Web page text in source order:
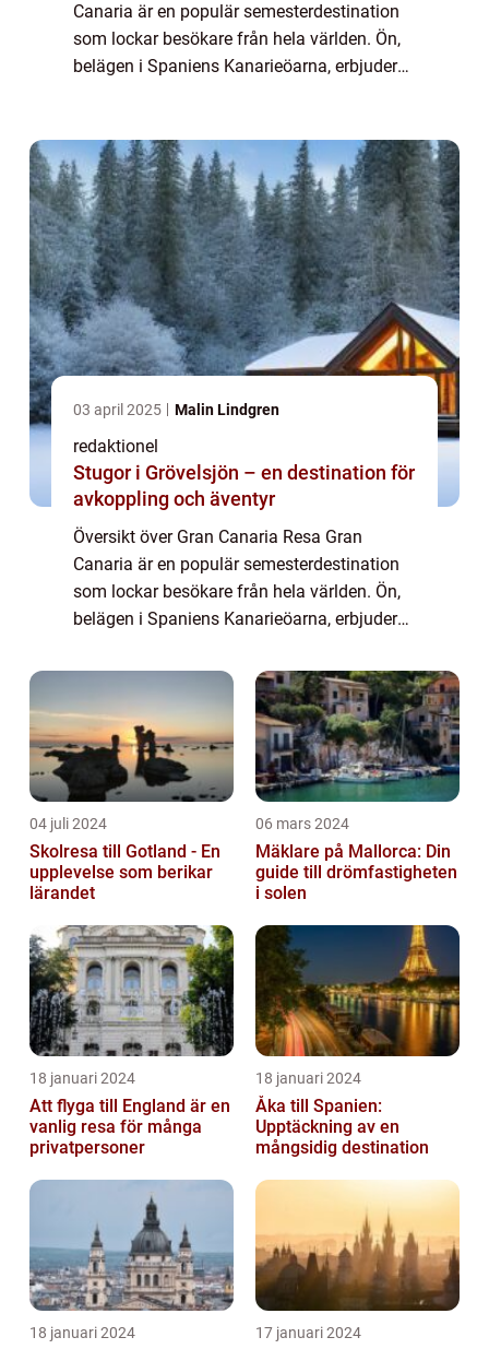
Canaria är en populär semesterdestination
som lockar besökare från hela världen. Ön,
belägen i Spaniens Kanarieöarna, erbjuder
stränder, ...
03 april 2025 Malin Lindgren
redaktionel
Stugor i Grövelsjön – en destination för
avkoppling och äventyr
Översikt över Gran Canaria Resa Gran
Canaria är en populär semesterdestination
som lockar besökare från hela världen. Ön,
belägen i Spaniens Kanarieöarna, erbjuder
minnesvärd resa. Med sina fantastiska
stränder, ...
04 juli 2024
Skolresa till Gotland - En
upplevelse som berikar
lärandet
06 mars 2024
Mäklare på Mallorca: Din
guide till drömfastigheten
i solen
18 januari 2024
Att flyga till England är en
vanlig resa för många
privatpersoner
18 januari 2024
Åka till Spanien:
Upptäckning av en
mångsidig destination
18 januari 2024 17 januari 2024